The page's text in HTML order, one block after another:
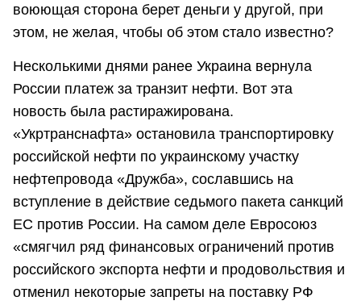
воюющая сторона берет деньги у другой, при
этом, не желая, чтобы об этом стало известно?
Несколькими днями ранее Украина вернула
России платеж за транзит нефти. Вот эта
новость была растиражирована.
«Укртранснафта» остановила транспортировку
российской нефти по украинскому участку
нефтепровода «Дружба», сославшись на
вступление в действие седьмого пакета санкций
ЕС против России. На самом деле Евросоюз
«смягчил ряд финансовых ограничений против
российского экспорта нефти и продовольствия и
отменил некоторые запреты на поставку РФ